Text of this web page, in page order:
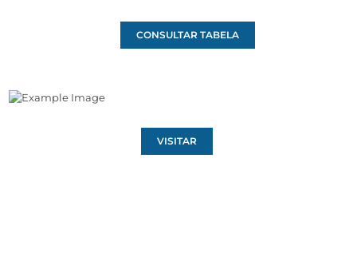
CONSULTAR TABELA
VISITAR